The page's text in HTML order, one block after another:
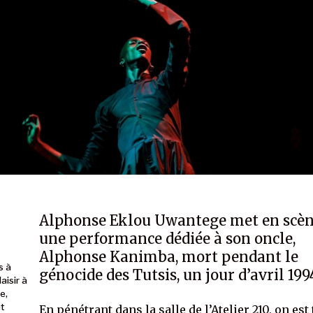
à
à
Alphonse Eklou Uwantege met en
une performance dédiée à son oncle,
Alphonse Kanimba, mort pendant le
génocide des Tutsis, un jour d’avril
En pénétrant dans la salle de l’Atelier 210, on est